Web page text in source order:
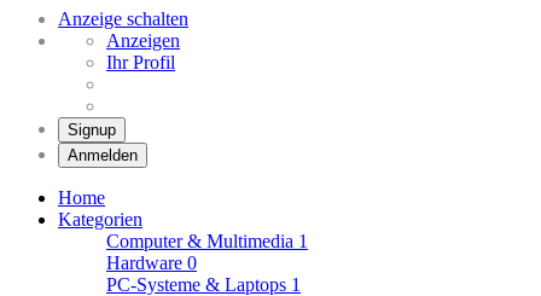
Anzeige schalten
Anzeigen
Ihr Profil
Signup
Anmelden
Home
Kategorien
Computer & Multimedia 1
Hardware 0
PC-Systeme & Laptops 1